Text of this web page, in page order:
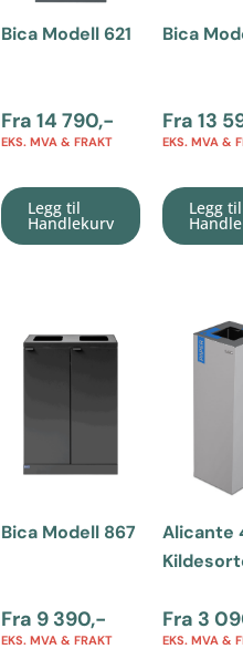
Bica Modell 621
Fra 14 790,-
EKS. MVA & FRAKT
Legg til
Handlekurv
Bica
Fra 13
EKS. MVA &
Legg til
Bica Modell 867
Fra 9 390,-
EKS. MVA & FRAKT
Alicante
Fra 3
EKS. MVA &